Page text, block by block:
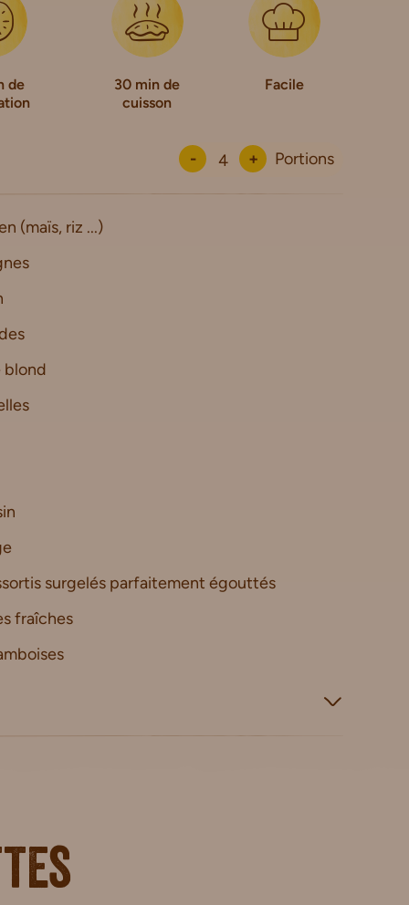
de
30 min de
cuisson
Facile
- + Portions
(maïs, riz ...)
blond
surgelés parfaitement égouttés
fraîches